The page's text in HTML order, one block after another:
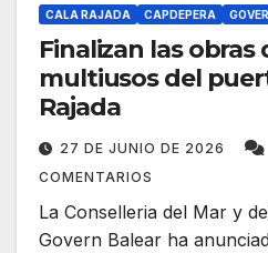
CALA RAJADA CAPDEPERA
Finalizan las obras
multiusos del
Rajada
27 DE JUNIO DE 2026
COMENTARIOS
La Conselleria del Mar y
Govern Balear ha